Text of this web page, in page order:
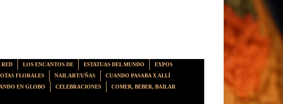
RED LOS ENCANTOS DE ESTATUAS DEL MUNDO
EXPOS
FLORALES NAIL ART/UÑAS
CUANDO PASABA X ALLÍ
EN GLOBO CELEBRACIONES
COMER, BEBER, BAILAR